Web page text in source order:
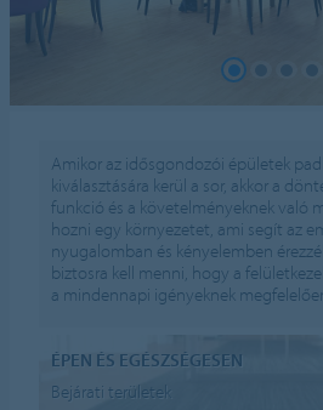
Amikor az idősgondozói épületek
kiválasztására kerül a sor, akkor a
funkció és a követelményeknek való
hozni egy környezetet, ami segít az
nyugalomban és kényelemben
biztosra kell menni, hogy a
a mindennapi igényeknek
ÉPEN ÉS EGÉSZSÉGESEN
Bejárati területek